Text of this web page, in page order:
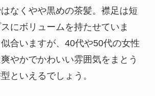
なくやや黒めの茶髪。襟足は短
にボリュームを持たせていま
合いますが、40代や50代の女性
やかでかわいい雰囲気をまとう
といえるでしょう。